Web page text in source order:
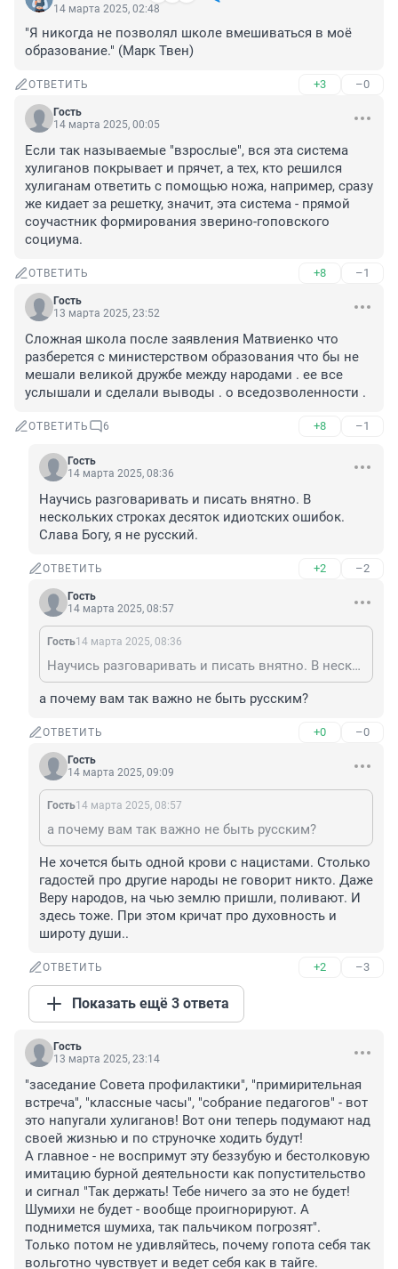
14 марта 2025, 02:48
"Я никогда не позволял школе вмешиваться в моё
образование." (Марк Твен)
ОТВЕТИТЬ +3 –0
Гость
14 марта 2025, 00:05
Если так называемые "взрослые", вся эта система
хулиганов покрывает и прячет, а тех, кто решился
хулиганам ответить с помощью ножа, например, сразу
же кидает за решетку, значит, эта система - прямой
соучастник формирования зверино-гоповского
социума.
ОТВЕТИТЬ +8 –1
Гость
13 марта 2025, 23:52
Сложная школа после заявления Матвиенко что
разберется с министерством образования что бы не
мешали великой дружбе между народами . ее все
услышали и сделали выводы . о вседозволенности .
ОТВЕТИТЬ 6 +8 –1
Гость
14 марта 2025, 08:36
Научись разговаривать и писать внятно. В
нескольких строках десяток идиотских ошибок.
Слава Богу, я не русский.
ОТВЕТИТЬ +2 –2
Гость
14 марта 2025, 08:57
Гость14 марта 2025, 08:36
Научись разговаривать и писать внятно. В нескольких строках десяток идиотских ошибок. Слава Богу, я не русский.
а почему вам так важно не быть русским?
ОТВЕТИТЬ +0 –0
Гость
14 марта 2025, 09:09
Гость14 марта 2025, 08:57
а почему вам так важно не быть русским?
Не хочется быть одной крови с нацистами. Столько
гадостей про другие народы не говорит никто. Даже
Веру народов, на чью землю пришли, поливают. И
здесь тоже. При этом кричат про духовность и
широту души..
ОТВЕТИТЬ +2 –3
Показать ещё 3 ответа
Гость
13 марта 2025, 23:14
"заседание Совета профилактики", "примирительная
встреча", "классные часы", "собрание педагогов" - вот
это напугали хулиганов! Вот они теперь подумают над
своей жизнью и по струночке ходить будут!
А главное - не воспримут эту беззубую и бестолковую
имитацию бурной деятельности как попустительство
и сигнал "Так держать! Тебе ничего за это не будет!
Шумихи не будет - вообще проигнорируют. А
поднимется шумиха, так пальчиком погрозят".
Только потом не удивляйтесь, почему гопота себя так
вольготно чувствует и ведет себя как в тайге.